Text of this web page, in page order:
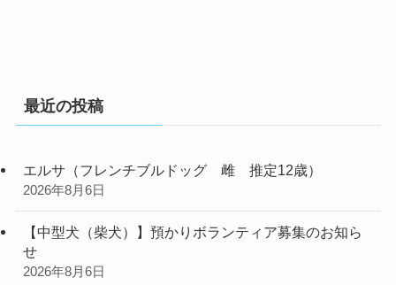
最近の投稿
エルサ（フレンチブルドッグ 雌 推定12歳）
2026年8月6日
【中型犬（柴犬）】預かりボランティア募集のお知ら
せ
2026年8月6日